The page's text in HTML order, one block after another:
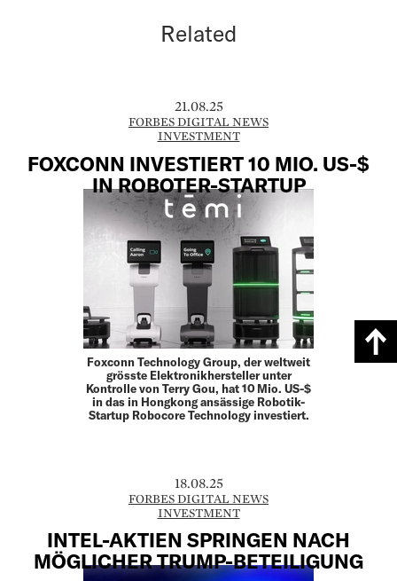
Related
21.08.25
FORBES DIGITAL NEWS
INVESTMENT
FOXCONN INVESTIERT 10 MIO. US-$
IN ROBOTER-STARTUP
Foxconn Technology Group, der weltweit
grösste Elektronikhersteller unter
Kontrolle von Terry Gou, hat 10 Mio. US-$
in das in Hongkong ansässige Robotik-
Startup Robocore Technology investiert.
18.08.25
FORBES DIGITAL NEWS
INVESTMENT
INTEL-AKTIEN SPRINGEN NACH
MÖGLICHER TRUMP-BETEILIGUNG